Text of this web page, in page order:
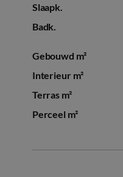
Slaapk.
Badk.
Gebouwd m²
Interieur m²
Terras m²
Perceel m²